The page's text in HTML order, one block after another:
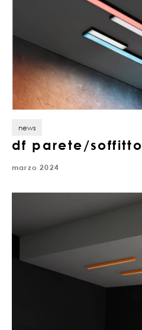
news
df parete/soffitto
marzo 2024